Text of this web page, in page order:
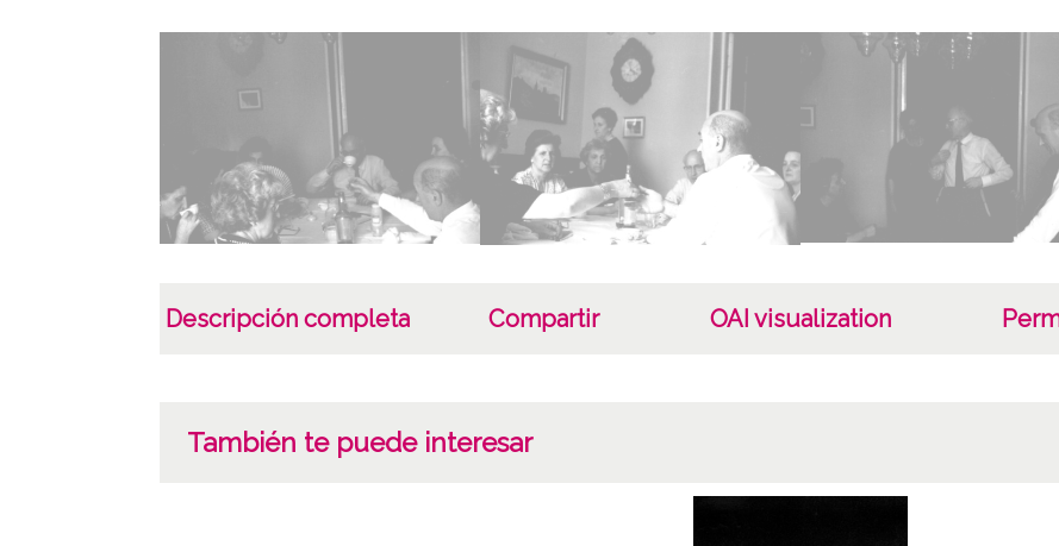
CC
Descripción completa Compartir OAI visualization
También te puede interesar